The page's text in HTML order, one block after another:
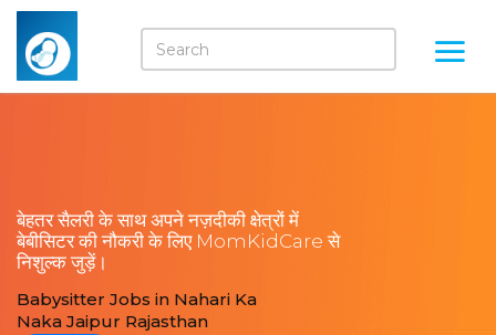
बेहतर सैलरी के साथ अपने नज़दीकी क्षेत्रों में
बेबीसिटर की नौकरी के लिए MomKidCare से
निशुल्क जुड़ें।
Babysitter Jobs in Nahari Ka
Naka Jaipur Rajasthan